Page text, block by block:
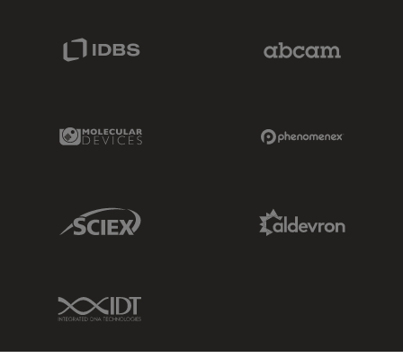
Molecular Devices Link
Sciex Link
IDT Link